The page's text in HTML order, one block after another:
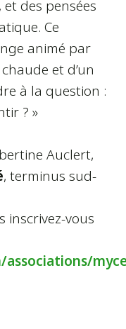
des pensées
Ce
animé par
et d’un
à la question :
? »
Auclert,
, terminus sud-
inscrivez-vous